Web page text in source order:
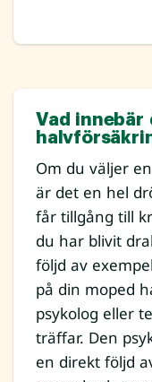
Vad innebär
Om du väljer
är det en hel
får tillgång till
du har blivit
följd av
på din moped
psykolog eller
träffar. Den
en direkt följd